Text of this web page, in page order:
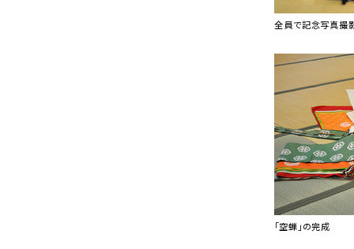
全員で記念写真撮
「空蝉」の完成